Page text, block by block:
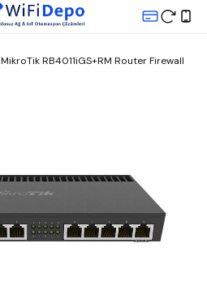
MikroTik RB4011iGS+RM Router Firewall